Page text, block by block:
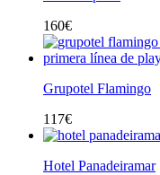
160€
Grupotel Flamingo
117€
Hotel Panadeiramar